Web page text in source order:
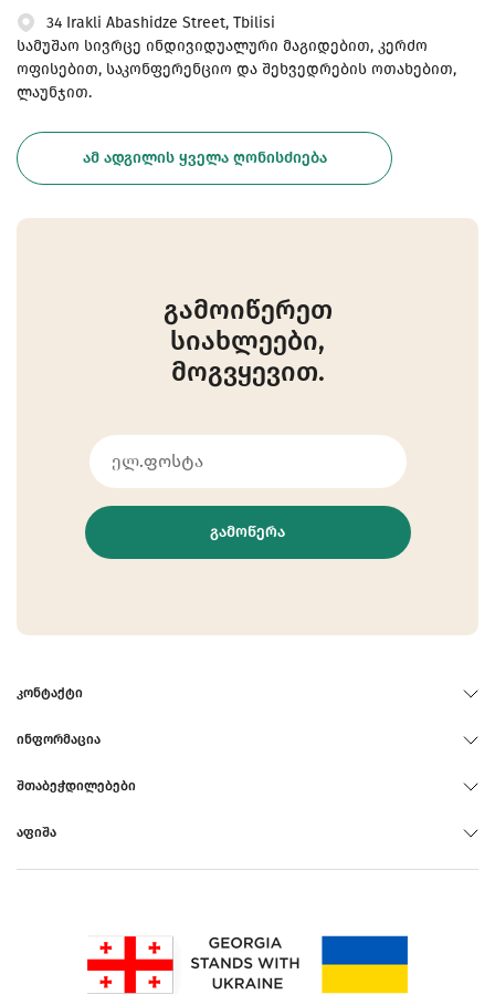
34 Irakli Abashidze Street, Tbilisi
სამუშაო სივრცე ინდივიდუალური მაგიდებით, კერძო
ოფისებით, საკონფერენციო და შეხვედრების ოთახებით,
ლაუნჯით.
ᲐᲛ ᲐᲓᲒᲘᲚᲘᲡ ᲧᲕᲔᲚᲐ ᲦᲝᲜᲘᲡᲫᲘᲔᲑᲐ
გამოიწერეთ
სიახლეები,
მოგვყევით.
ᲒᲐᲛᲝᲬᲔᲠᲐ
ᲙᲝᲜᲢᲐᲥᲢᲘ
ᲘᲜᲤᲝᲠᲛᲐᲪᲘᲐ
ᲨᲗᲐᲑᲔᲭᲓᲘᲚᲔᲑᲔᲑᲘ
ᲐᲤᲘᲨᲐ